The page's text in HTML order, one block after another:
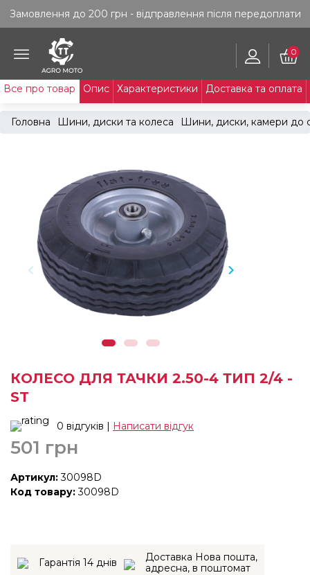
Замовлення до 200 грн - відправлення після передоплати
0
Головна Шини, диски та колеса Шини, диски, камери до
Все про товар Опис Характеристики Доставка та оплата
КОЛЕСО ДЛЯ ТАЧКИ 2.50-4 ТИП 2/4 -
ST
0 відгуків | Написати відгук
501 грн
Артикул:30098D
Код товару:30098D
Гарантія 14 днів
Доставка Нова пошта,
адресна, в поштомат